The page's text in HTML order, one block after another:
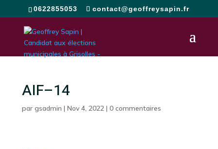
0622855053 contact@geoffreysapin.fr
AIF–14
par gsadmin | Nov 4, 2022| 0 commentaires